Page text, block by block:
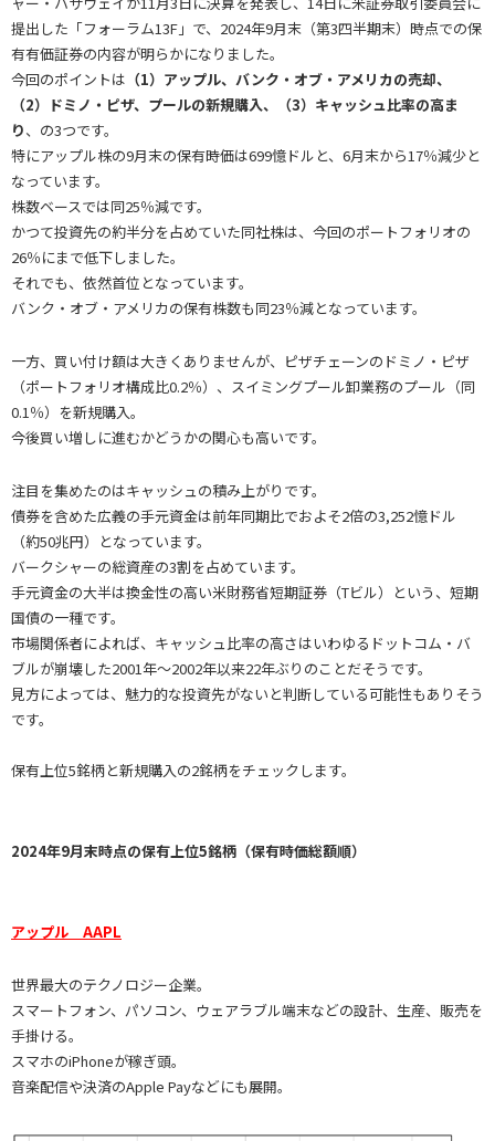
提出した「フォーラム13F」で、2024年9月末（第3四半期末）時点での保
有有価証券の内容が明らかになりました。
今回のポイントは （1）アップル、バンク・オブ・アメリカの売却、
（2）ドミノ・ピザ、プールの新規購入、（3）キャッシュ比率の高ま
り、の3つです。
特にアップル株の9月末の保有時価は699憶ドルと、6月末から17％減少と
なっています。
株数ベースでは同25％減です。
かつて投資先の約半分を占めていた同社株は、今回のポートフォリオの
26％にまで低下しました。
それでも、依然首位となっています。
バンク・オブ・アメリカの保有株数も同23％減となっています。
一方、買い付け額は大きくありませんが、ピザチェーンのドミノ・ピザ
（ポートフォリオ構成比0.2％）、スイミングプール卸業務のプール（同
0.1％）を新規購入。
今後買い増しに進むかどうかの関心も高いです。
注目を集めたのはキャッシュの積み上がりです。
債券を含めた広義の手元資金は前年同期比でおよそ2倍の3,252憶ドル
（約50兆円）となっています。
バークシャーの総資産の3割を占めています。
手元資金の大半は換金性の高い米財務省短期証券（Tビル）という、短期
国債の一種です。
市場関係者によれば、キャッシュ比率の高さはいわゆるドットコム・バ
ブルが崩壊した2001年～2002年以来22年ぶりのことだそうです。
見方によっては、魅力的な投資先がないと判断している可能性もありそう
です。
保有上位5銘柄と新規購入の2銘柄をチェックします。
2024年9月末時点の保有上位5銘柄（保有時価総額順）
アップル AAPL
世界最大のテクノロジー企業。
スマートフォン、パソコン、ウェアラブル端末などの設計、生産、販売を
手掛ける。
スマホのiPhoneが稼ぎ頭。
音楽配信や決済のApple Payなどにも展開。